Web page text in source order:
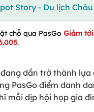
Story - Du lịch
chỗ qua PasGo Giảm
.
dần trở thành
PasGo điểm danh
mỗi dịp hội họp gia